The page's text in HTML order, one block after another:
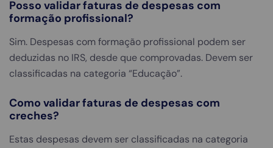
Posso validar faturas de despesas com
formação profissional?
Sim. Despesas com formação profissional podem ser
deduzidas no IRS, desde que comprovadas. Devem ser
classificadas na categoria “Educação”.
Como validar faturas de despesas com
creches?
Estas despesas devem ser classificadas na categoria